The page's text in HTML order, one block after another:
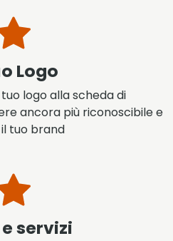
Logo
logo alla scheda di
ancora più riconoscibile e
tuo brand
servizi